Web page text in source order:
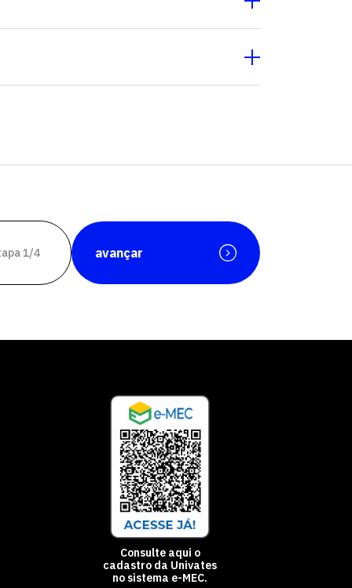
1/4 avançar
Consulte aqui o
cadastro da Univates
no sistema e-MEC.